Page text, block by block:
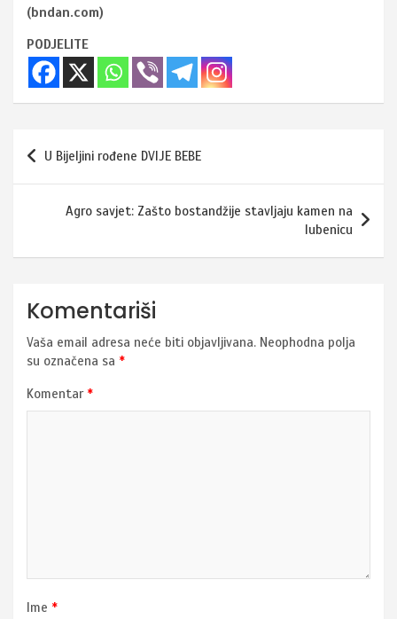
(bndan.com)
PODJELITE
Navigacija
članaka
U Bijeljini rođene DVIJE BEBE
Agro savjet: Zašto bostandžije stavljaju kamen na
lubenicu
Komentariši
Vaša email adresa neće biti objavljivana. Neophodna polja
su označena sa *
Komentar *
Ime *